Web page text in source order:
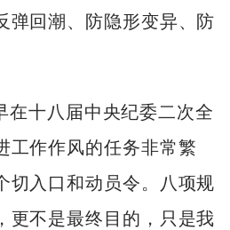
弹回潮、防隐形变异、防
在十八届中央纪委二次全
工作作风的任务非常繁
切入口和动员令。八项规
更不是最终目的，只是我